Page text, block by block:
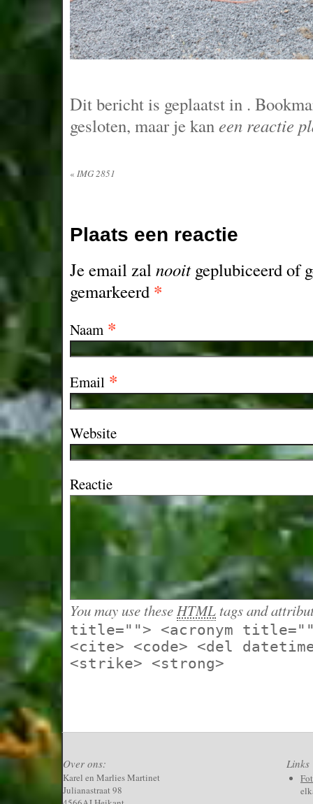
Dit bericht is geplaatst in .
gesloten, maar je kaneen reactie
« IMG 2851
Plaats een reactie
Je email zalnooitgeplubiceerd of
gemarkeerd *
Naam *
Email *
Website
Reactie
You may use theseHTML tags and
title=""> <acronym
<cite> <code> <del
<strike> <strong>
Over ons:
Karel en Marlies Martinet
Julianastraat 98
Links